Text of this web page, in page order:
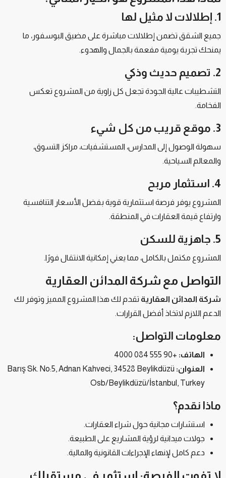
جميع الشقق تضمن إطلالات مباشرة على مضيق البوسفور، ما
يمنحك تجربة يومية مفعمة بالجمال والهدوء.
التشطيبات عالية الجودة تجعل كل زاوية من المشروع تعكس
الفخامة.
سهولة الوصول إلى المدارس، المستشفيات، مراكز التسوق،
والمعالم السياحية.
4. استثمار مربح
المشروع يوفر فرصة استثمارية قوية بفضل الأسعار التنافسية
وارتفاع قيمة العقارات في المنطقة.
المشروع مكتمل بالكامل، مما يعني إمكانية الانتقال فورًا.
التواصل مع شركة المدائن العقارية
شركة المدائن العقاريةتقدم لك هذا المشروع المميز وتوفر لك
الدعم اللازم لاتخاذ أفضل القرارات.
معلومات التواصل:
الهاتف:+90 555 084 4000
العنوان:Barış Sk. No:5, Adnan Kahveci, 34528 Beylikdüzü
Osb/Beylikdüzü/İstanbul, Turkey
ماذا نقدم؟
استشارات مجانية حول شراء العقارات.
جولات ميدانية لرؤية المشاريع على الطبيعة.
دعم كامل لإنهاء الإجراءات القانونية والمالية.
لا تفوت الفرصة: استثمر في مستقبلك